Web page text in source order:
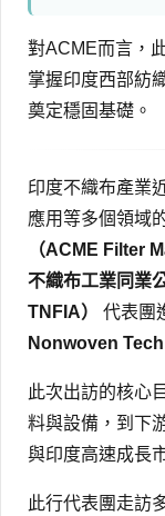
對ACME而言，
掌握印度西部紡
奠定穩固基礎。
印度不織布產業
應用等多個領域
（ACME Filter
不織布工業同業
TNFIA）
代表團
Nonwoven
此次出訪的核心
料與設備，到下
與印度高速成長
此行代表團走訪